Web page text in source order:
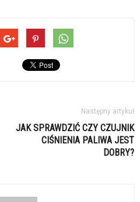
Następny artykuł
JAK SPRAWDZIĆ CZY CZUJNIK
CIŚNIENIA PALIWA JEST
DOBRY?